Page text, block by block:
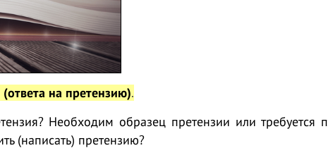
на претензию).
Необходим образец претензии или требуется
(написать) претензию?